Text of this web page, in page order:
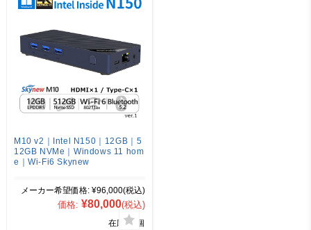
M10 v2｜Intel N150｜12GB｜5
12GB NVMe｜Windows 11 hom
e｜Wi-Fi6 Skynew
メーカー希望価格: ¥96,000(税込)
価格: ¥80,000(税込)
在庫 43個